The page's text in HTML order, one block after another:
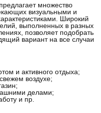
множество
визуальными и
Широкий
выполненных в разных
позволяет подобрать
вариант на все случаи
и активного отдыха;
воздухе;
делами;
и пр.